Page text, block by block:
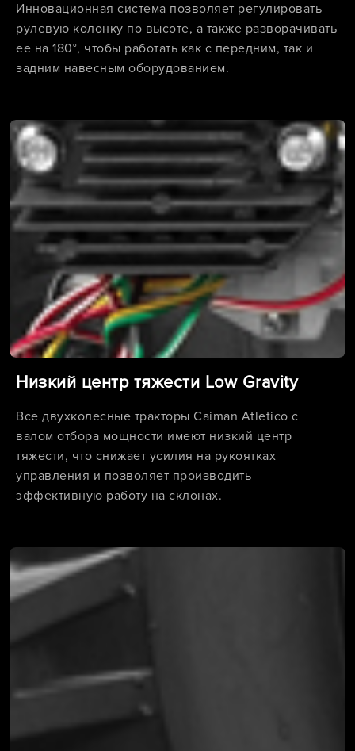
Инновационная система позволяет регулировать
рулевую колонку по высоте, а также разворачивать
ее на 180°, чтобы работать как с передним, так и
задним навесным оборудованием.
Низкий центр тяжести Low Gravity
Все двухколесные тракторы Caiman Atletico с
валом отбора мощности имеют низкий центр
тяжести, что снижает усилия на рукоятках
управления и позволяет производить
эффективную работу на склонах.